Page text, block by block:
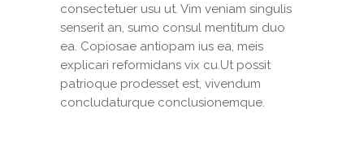
consectetuer usu ut. Vim veniam singulis
senserit an, sumo consul mentitum duo
ea. Copiosae antiopam ius ea, meis
explicari reformidans vix cu.Ut possit
patrioque prodesset est, vivendum
concludaturque conclusionemque.